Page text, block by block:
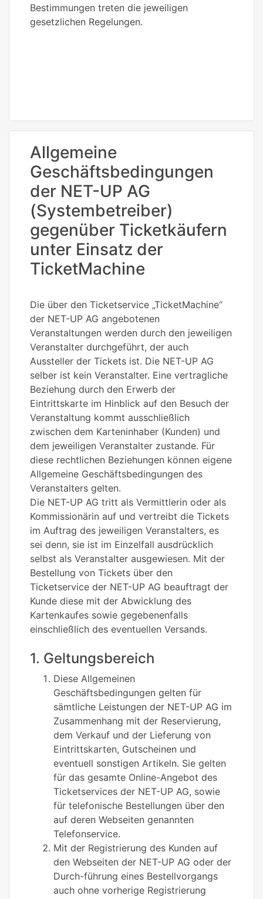
Bestimmungen treten die jeweiligen
gesetzlichen Regelungen.
Allgemeine
Geschäftsbedingungen
der NET-UP AG
(Systembetreiber)
gegenüber Ticketkäufern
unter Einsatz der
TicketMachine
Die über den Ticketservice „TicketMachine“
der NET-UP AG angebotenen
Veranstaltungen werden durch den jeweiligen
Veranstalter durchgeführt, der auch
Aussteller der Tickets ist. Die NET-UP AG
selber ist kein Veranstalter. Eine vertragliche
Beziehung durch den Erwerb der
Eintrittskarte im Hinblick auf den Besuch der
Veranstaltung kommt ausschließlich
zwischen dem Karteninhaber (Kunden) und
dem jeweiligen Veranstalter zustande. Für
diese rechtlichen Beziehungen können eigene
Allgemeine Geschäftsbedingungen des
Veranstalters gelten.
Die NET-UP AG tritt als Vermittlerin oder als
Kommissionärin auf und vertreibt die Tickets
im Auftrag des jeweiligen Veranstalters, es
sei denn, sie ist im Einzelfall ausdrücklich
selbst als Veranstalter ausgewiesen. Mit der
Bestellung von Tickets über den
Ticketservice der NET-UP AG beauftragt der
Kunde diese mit der Abwicklung des
Kartenkaufes sowie gegebenenfalls
einschließlich des eventuellen Versands.
1. Geltungsbereich
Diese Allgemeinen
Geschäftsbedingungen gelten für
sämtliche Leistungen der NET-UP AG im
Zusammenhang mit der Reservierung,
dem Verkauf und der Lieferung von
Eintrittskarten, Gutscheinen und
eventuell sonstigen Artikeln. Sie gelten
für das gesamte Online-Angebot des
Ticketservices der NET-UP AG, sowie
für telefonische Bestellungen über den
auf deren Webseiten genannten
Telefonservice.
Mit der Registrierung des Kunden auf
den Webseiten der NET-UP AG oder der
Durch-führung eines Bestellvorgangs
auch ohne vorherige Registrierung